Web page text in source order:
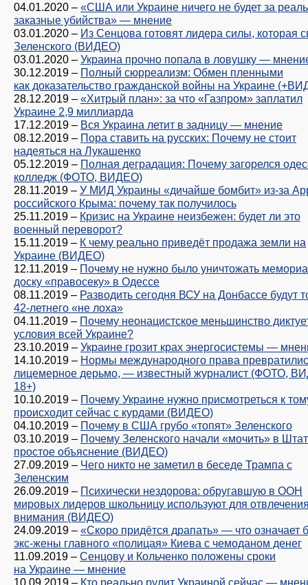
04.01.2020 – «США или Украине ничего не будет за
заказные убийства» — мнение
03.01.2020 – Из Сенцова готовят лидера силы, которая
Зеленского (ВИДЕО)
03.01.2020 – Украина прочно попала в ловушку —
30.12.2019 – Полный сюрреализм: Обмен пленными
как доказательство гражданской войны на Украине
28.12.2019 – «Хитрый план»: за что «Газпром» заплатил
Украине 2,9 миллиарда
17.12.2019 – Вся Украина летит в задницу — мнение
08.12.2019 – Пора ставить на русских: Почему не стоит
надеяться на Лукашенко
05.12.2019 – Полная деградация: Почему загорелся
колледж (ФОТО, ВИДЕО)
28.11.2019 – У МИД Украины «дичайше бомбит» из-за
российского Крыма: почему так получилось
25.11.2019 – Кризис на Украине неизбежен: будет ли это
военный переворот?
15.11.2019 – К чему реально приведёт продажа земли на
Украине (ВИДЕО)
12.11.2019 – Почему не нужно было уничтожать
доску «правосеку» в Одессе
08.11.2019 – Разводить сегодня ВСУ на Донбассе будут
42-летнего «не лоха»
04.11.2019 – Почему неонацистское меньшинство
условия всей Украине?
23.10.2019 – Украине грозит крах энергосистемы —
14.10.2019 – Нормы международного права
лицемерное дерьмо, — известный журналист (ФОТО,
18+)
10.10.2019 – Почему Украине нужно присмотреться к
происходит сейчас с курдами (ВИДЕО)
04.10.2019 – Почему в США грубо «топят» Зеленского
03.10.2019 – Почему Зеленского начали «мочить» в
простое объяснение (ВИДЕО)
27.09.2019 – Чего никто не заметил в беседе Трампа с
Зеленским
26.09.2019 – Психически нездорова: обругавшую в ООН
мировых лидеров школьницу используют для
внимания (ВИДЕО)
24.09.2019 – «Скоро придётся драпать» — что означает
экс-жены главного «полицая» Киева с чемоданом денег
11.09.2019 – Сенцову и Кольченко положены сроки
на Украине — мнение
10.09.2019 – Кто реально рулит Украиной сейчас —